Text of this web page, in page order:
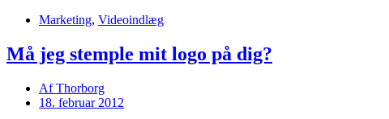
Marketing, Videoindlæg
Må jeg stemple mit logo på dig?
AfThorborg
18. februar 2012